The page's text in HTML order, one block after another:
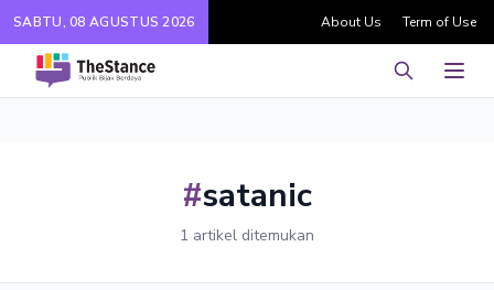
SABTU, 08 AGUSTUS 2026 About Us Term of Use
Pencarian
#satanic
1 artikel ditemukan